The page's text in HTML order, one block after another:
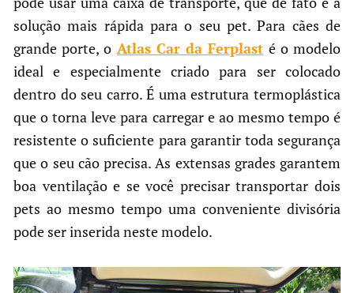
solução mais rápida para o seu pet. Para cães de
grande porte, o Atlas Car da Ferplast é o modelo
ideal e especialmente criado para ser colocado
dentro do seu carro. É uma estrutura termoplástica
que o torna leve para carregar e ao mesmo tempo é
resistente o suficiente para garantir toda segurança
que o seu cão precisa. As extensas grades garantem
boa ventilação e se você precisar transportar dois
pets ao mesmo tempo uma conveniente divisória
pode ser inserida neste modelo.